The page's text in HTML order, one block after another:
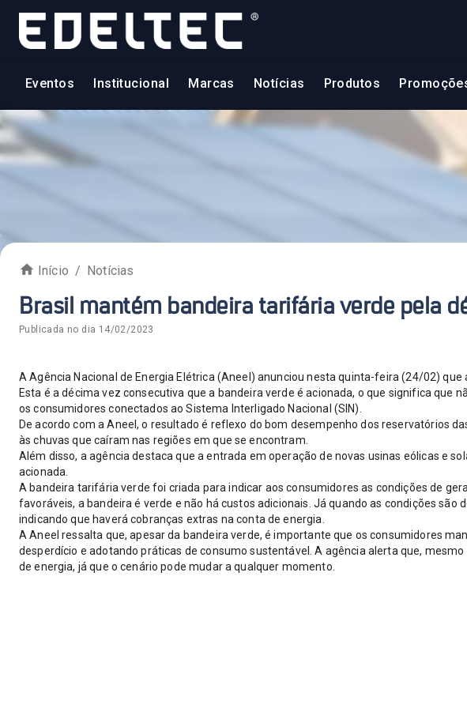
Eventos Institucional Marcas Notícias Produtos
Início / Notícias
Brasil mantém bandeira tarifária verde pela
Publicada no dia 14/02/2023
A Agência Nacional de Energia Elétrica (Aneel) anunciou nesta quinta-feira (24/02)
Esta é a décima vez consecutiva que a bandeira verde é acionada, o que significa que
os consumidores conectados ao Sistema Interligado Nacional (SIN).
De acordo com a Aneel, o resultado é reflexo do bom desempenho dos reservatórios
às chuvas que caíram nas regiões em que se encontram.
Além disso, a agência destaca que a entrada em operação de novas usinas eólicas e
acionada.
A bandeira tarifária verde foi criada para indicar aos consumidores as condições de
favoráveis, a bandeira é verde e não há custos adicionais. Já quando as condições
indicando que haverá cobranças extras na conta de energia.
A Aneel ressalta que, apesar da bandeira verde, é importante que os consumidores
desperdício e adotando práticas de consumo sustentável. A agência alerta que,
de energia, já que o cenário pode mudar a qualquer momento.